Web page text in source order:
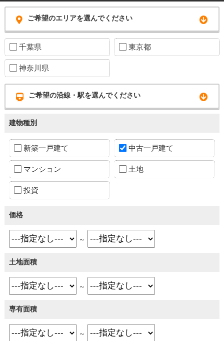
ご希望のエリアを選んでください
千葉県 東京都
神奈川県
ご希望の沿線・駅を選んでください
建物種別
新築一戸建て 中古一戸建て
マンション 土地
投資
価格
～
土地面積
～
専有面積
～